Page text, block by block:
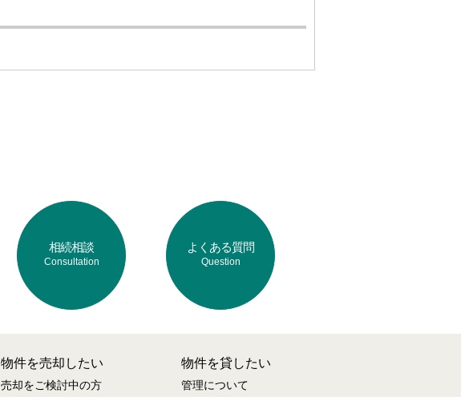
相続相談
Consultation
よくある質問
Question
物件を売却したい
売却をご検討中の方
物件を貸したい
管理について